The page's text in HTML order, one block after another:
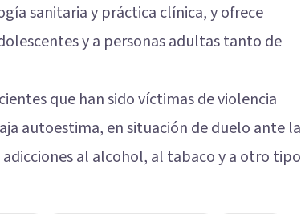
sanitaria y práctica clínica, y ofrece
y a personas adultas tanto de
que han sido víctimas de violencia
autoestima, en situación de duelo ante la
al alcohol, al tabaco y a otro tipo